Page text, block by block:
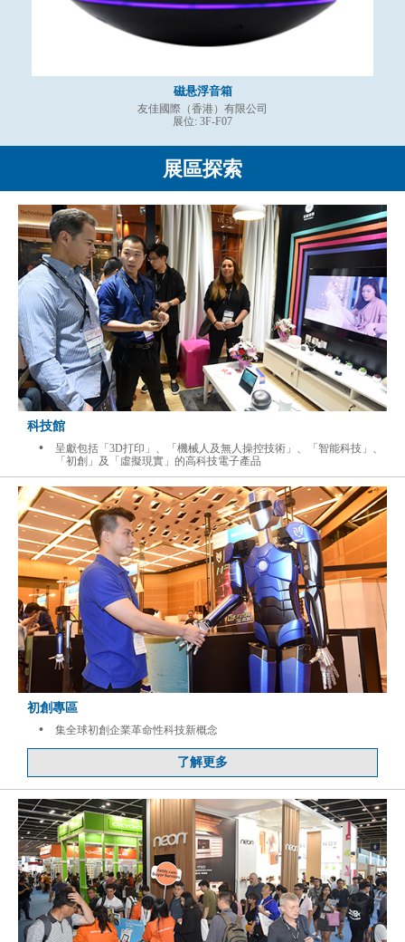
磁悬浮音箱
友佳國際（香港）有限公司
展位: 3F-F07
展區探索
科技館
•
呈獻包括「3D打印」、「機械人及無人操控技術」、「智能科技」、
「初創」及「虛擬現實」的高科技電子產品
初創專區
•
集全球初創企業革命性科技新概念
了解更多